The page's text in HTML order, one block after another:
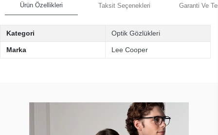
Ürün Özellikleri Taksit Seçenekleri Garanti Ve
Kategori Optik Gözlükleri
Marka Lee Cooper